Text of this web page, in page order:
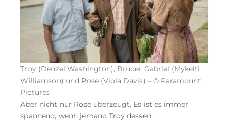
Troy (Denzel Washington), Bruder Gabriel (Mykelti
Williamson) und Rose (Viola Davis) – © Paramount
Pictures
Aber nicht nur Rose überzeugt. Es ist es immer
spannend, wenn jemand Troy dessen